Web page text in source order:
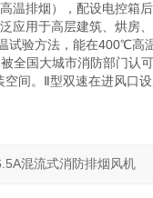
温排烟），配设电控箱
应用于高层建筑、烘房
试验方法，能在400℃高
全国大城市消防部门认
间。Ⅱ型双速在进风口